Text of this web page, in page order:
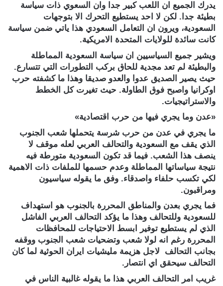
يدرك الجميع ان اللعب كبير جدا وان السعوي ذات سياسة
بطيئة جدا. لكن لا احد يستطيع التحرك الا بتوجهات
السعودية، ويرون ان التعامل السعودي هذا ياتي ضمن سياسة
كانت سائدة للولايات المتحدة الامريكية.
ويشير جميع السياسيين ان سياسة السعودية المماطلة
والبطيئة لم تعد مجدية للحاق بركب التطورات التي تتسارع.
حيث يصير الصديق عدوا والعدو صديقا وهذا ما كشفته حرب
اوكرانيا واصبح فوق الطاولة. حيث تغيرت كل الخطط
والاستراتيجيات.
«عدن وما يجري فيها من حرب اقتصادية»
ما يجري في عدن من حرب شرسة يتحملها شعب الجنوب
الذي يقف مع السعودية والتحالف العربي لعله موقف لا
ينصف هذا الشعب. فيما قد تكون السعودية متورطة فيه
نتيجة سياساتها المماطلة وعدم حسمها للملفات ذات الاهمية
لكي تكسب حلفاء واصدقاء. وفق ما يقوله سياسيون
ومراقبون.
فما يجري بعدن والمناطق المحررة بالجنوب هو استهداف
للسعودية وللتحالف وهذا ما يؤكد التحالف العربي الفاشل
الذي لم يستطيع توفير ابسط الاحتياجات للمحافظات
المحررة رغم انه لولا شعب وتضحيات شعب الجنوب ووقفه
بجانب التحالف لاجل هزيمة مليشيات ايران الحوثية لما كان
التحالف سيحقق اي انتصار.
غريب امر التحالف العربي هذا ما يقوله غالبية الناس في